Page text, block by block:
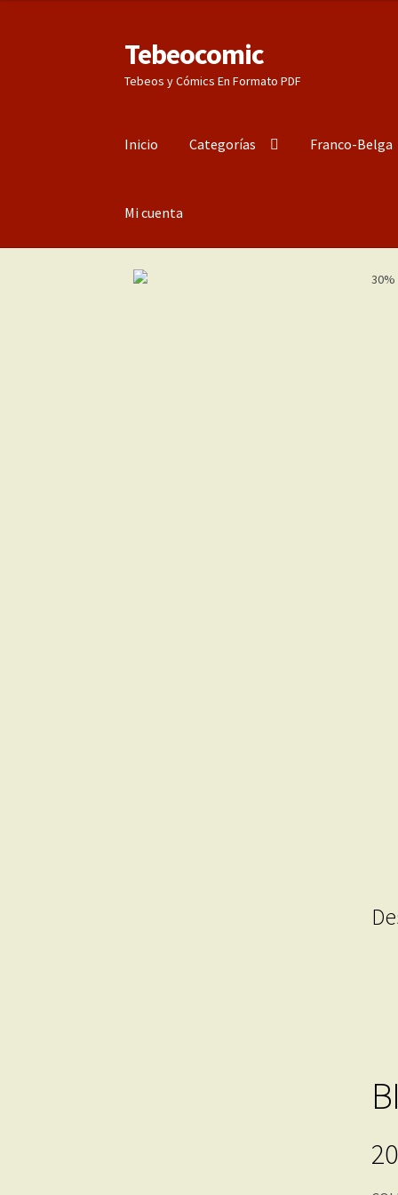
Ir
a
la
Ir
al
contenido
Tebeocomic
Tebeos y Cómics En Formato PDF
Inicio Categorías Franco-Belga
Mi cuenta